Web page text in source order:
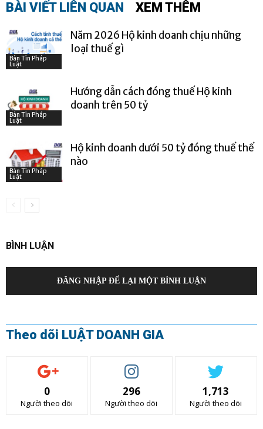
BÀI VIẾT LIÊN QUAN XEM THÊM
Bản Tin Pháp
Luật
Năm 2026 Hộ kinh doanh chịu những
loại thuế gì
Bản Tin Pháp
Luật
Hướng dẫn cách đóng thuế Hộ kinh
doanh trên 50 tỷ
Bản Tin Pháp
Luật
Hộ kinh doanh dưới 50 tỷ đóng thuế thế
nào
BÌNH LUẬN
ĐĂNG NHẬP ĐỂ LẠI MỘT BÌNH LUẬN
Theo dõi LUẬT DOANH GIA
0
Người theo dõi
296
Người theo dõi
1,713
Người theo dõi